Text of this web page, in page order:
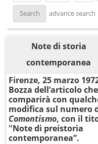
advance search
Note di storia
contemporanea
Firenze, 25 marzo
Bozza dell’articolo che
comparirà con
modifica sul numero
Comontismo, con il
‟Note di preistoria
contemporanea”.